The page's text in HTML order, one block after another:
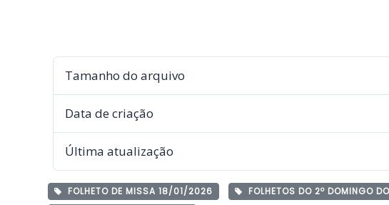
Tamanho do arquivo
Data de criação
Última atualização
FOLHETO DE MISSA 18/01/2026
FOLHETOS DO 2º DOMINGO